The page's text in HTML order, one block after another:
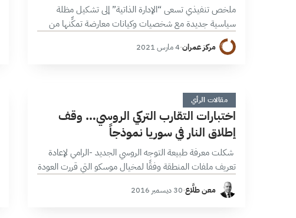
ملخص تنفيذي تسعى “الإدارة الذاتية” إلى تشكيل مظلة
سياسية جديدة مع شخصيات وكيانات معارضة تمكِّنها من
الحصول على الشرعية السياسية اللازمة للمشاركة في
المفاوضات واللجنة الدستورية، والمحافظة على مكتسباتها
مركز عمران·4 مارس 2021
ا8 دقائق
مقالات الرأي
اختبارات التقارب التركي الروسي… وقف
إطلاق النار في سوريا نموذجاً
شكلت معرفة طبيعة التوجه الروسي الجديد -الرامي لإعادة
تعريف ملفات المنطقة وفقًا لمخيال موسكو التي قررت العودة
النوعية للمنطقة بعد انكفائها إبان فرط العقد السوفياتي –
محددًا رئيسيًا لمعظم الفاعلين في المنطقة…
معن طلَّاع·30 ديسمبر 2016